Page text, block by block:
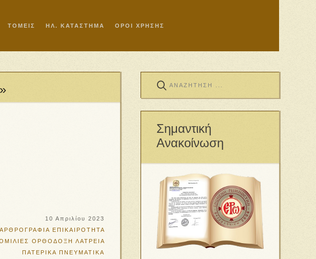
ΤΟΜΕΙΣ ΗΛ. ΚΑΤΑΣΤΗΜΑ ΟΡΟΙ ΧΡΗΣΗΣ
10 Απριλίου 2023
ΑΡΘΡΟΓΡΑΦΙΑ ΕΠΙΚΑΙΡΟΤΗΤΑ
ΟΡΘΟΔΟΞΗ ΛΑΤΡΕΙΑ
ΠΑΤΕΡΙΚΑ ΠΝΕΥΜΑΤΙΚΑ
Σημαντική
Ανακοίνωση